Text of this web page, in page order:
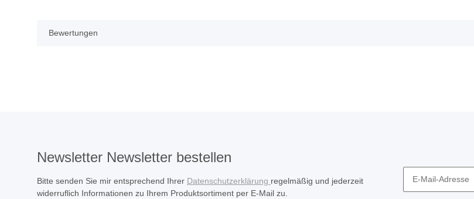
Bewertungen
Newsletter Newsletter bestellen
Bitte senden Sie mir entsprechend Ihrer Datenschutzerklärung regelmäßig und jederzeit
widerruflich Informationen zu Ihrem Produktsortiment per E-Mail zu.